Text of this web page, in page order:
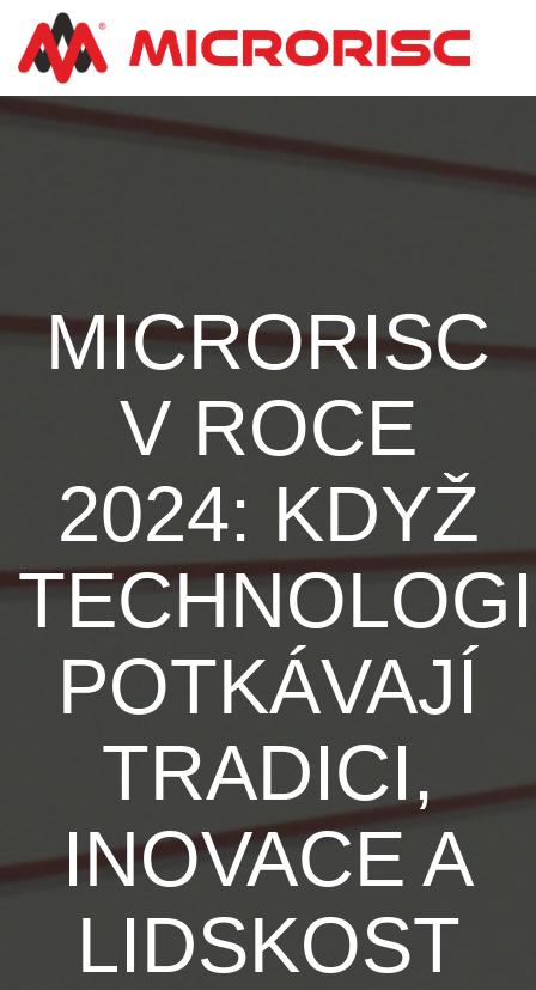
MICRORISC
V ROCE
2024: KDYŽ
POTKÁVAJÍ
TRADICI,
INOVACE A
LIDSKOST